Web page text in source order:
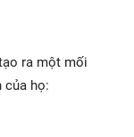
ra một mối
của họ: